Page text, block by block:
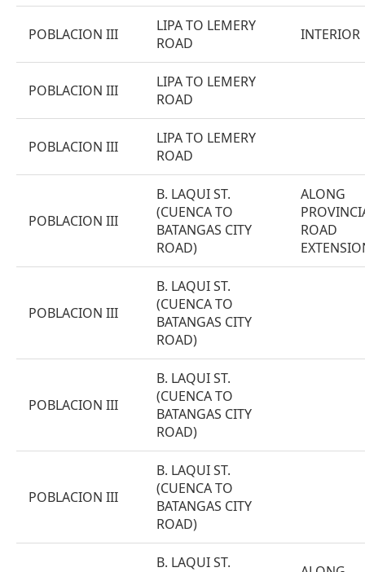
POBLACION III
LIPA TO LEMERY
ROAD
INTERIOR
POBLACION III
LIPA TO LEMERY
ROAD
POBLACION III
LIPA TO LEMERY
ROAD
POBLACION III
B. LAQUI ST.
(CUENCA TO
BATANGAS CITY
ROAD)
ALONG
ROAD
POBLACION III
B. LAQUI ST.
(CUENCA TO
BATANGAS CITY
ROAD)
POBLACION III
B. LAQUI ST.
(CUENCA TO
BATANGAS CITY
ROAD)
POBLACION III
B. LAQUI ST.
(CUENCA TO
BATANGAS CITY
ROAD)
B. LAQUI ST.